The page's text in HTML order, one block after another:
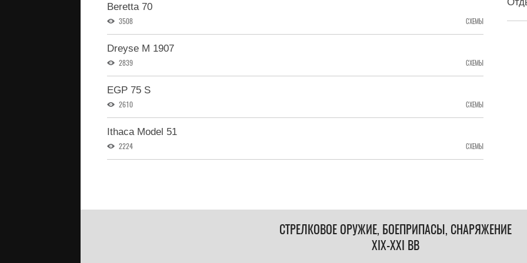
Beretta 70
3508 СХЕМЫ
Dreyse M 1907
2839 СХЕМЫ
EGP 75 S
2610 СХЕМЫ
Ithaca Model 51
2224 СХЕМЫ
СТРЕЛКОВОЕ ОРУЖИЕ, БОЕПРИПАСЫ, СНАРЯЖЕНИЕ
XIX-XXI ВВ